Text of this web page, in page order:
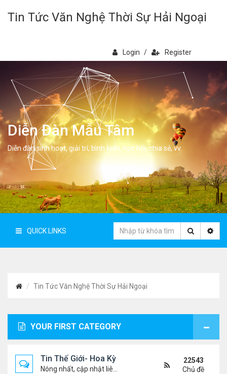
Tin Tức Văn Nghệ Thời Sự Hải Ngoại
Login / Register
Diễn Đàn Mẫu Tâm
Diễn đàn sinh hoạt, giải trí, bình luân, học hỏi, chia sẻ, vv.
QUICK LINKS
Tin Tức Văn Nghệ Thời Sự Hải Ngoại
YOUR FIRST CATEGORY
Tin Thế Giới- Hoa Kỳ
22543
Chủ đề